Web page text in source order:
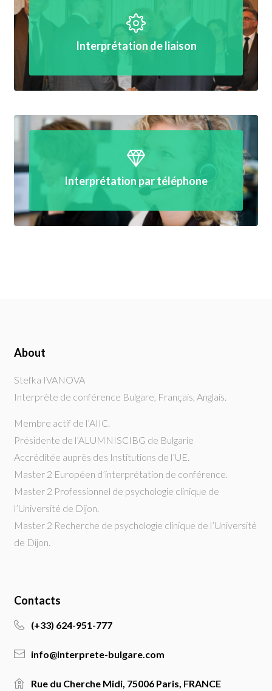
Interprétation de liaison
Interprétation par téléphone
About
Stefka IVANOVA
Interprète de conférence Bulgare, Français, Anglais.
Membre actif de l’AIIC.
Présidente de l’ALUMNISCIBG de Bulgarie
Accréditée auprès des Institutions de l’UE.
Master 2 Européen d’interprétation de conférence.
Master 2 Professionnel de psychologie clinique de
l’Université de Dijon.
Master 2 Recherche de psychologie clinique de l’Université
de Dijon.
Contacts
(+33) 624-951-777
info@interprete-bulgare.com
Rue du Cherche Midi, 75006 Paris, FRANCE